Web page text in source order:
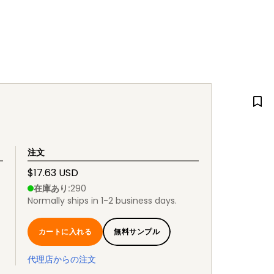
注文
$17.63 USD
在庫あり :290
Normally ships in 1-2 business days.
カートに入れる 無料サンプル
代理店からの注文